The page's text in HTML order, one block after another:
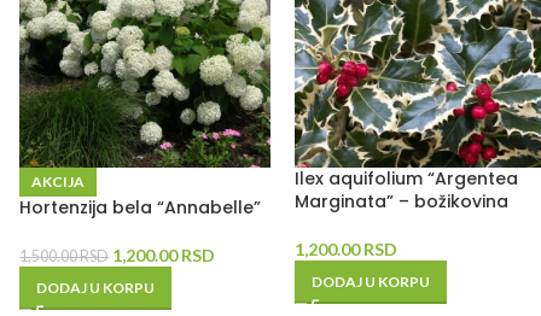
AKCIJA
Hortenzija bela “Annabelle”
1,500.00RSD 1,200.00RSD
DODAJ U KORPU
Ilex aquifolium “Argentea
Marginata” – božikovina
1,200.00RSD
DODAJ U KORPU